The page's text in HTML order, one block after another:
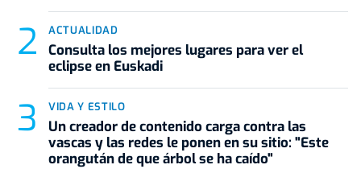
ACTUALIDAD
Consulta los mejores lugares para ver el
eclipse en Euskadi
VIDA Y ESTILO
Un creador de contenido carga contra las
vascas y las redes le ponen en su sitio: "Este
orangután de que árbol se ha caído"